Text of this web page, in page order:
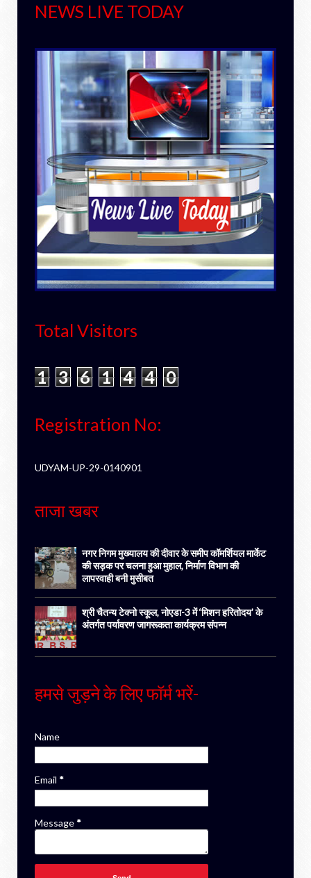
NEWS LIVE TODAY
Total Visitors
1 3 6 1 4 4 0
Registration No:
UDYAM-UP-29-0140901
ताजा खबर
नगर निगम मुख्यालय की दीवार के समीप कॉमर्शियल मार्केट
की सड़क पर चलना हुआ मुहाल, निर्माण विभाग की
लापरवाही बनी मुसीबत
श्री चैतन्य टेक्नो स्कूल, नोएडा-3 में ‘मिशन हरितोदय’ के
अंतर्गत पर्यावरण जागरूकता कार्यक्रम संपन्न
हमसे जुड़ने के लिए फॉर्म भरें-
Name
Email *
Message *